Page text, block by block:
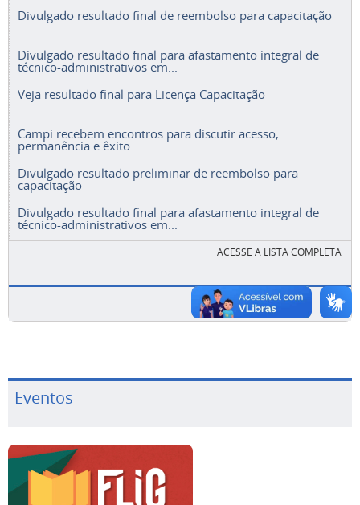
Divulgado resultado final de reembolso para capacitação
Divulgado resultado final para afastamento integral de
técnico-administrativos em...
Veja resultado final para Licença Capacitação
Campi recebem encontros para discutir acesso,
permanência e êxito
Divulgado resultado preliminar de reembolso para
capacitação
Divulgado resultado final para afastamento integral de
técnico-administrativos em...
ACESSE A LISTA COMPLETA
Eventos